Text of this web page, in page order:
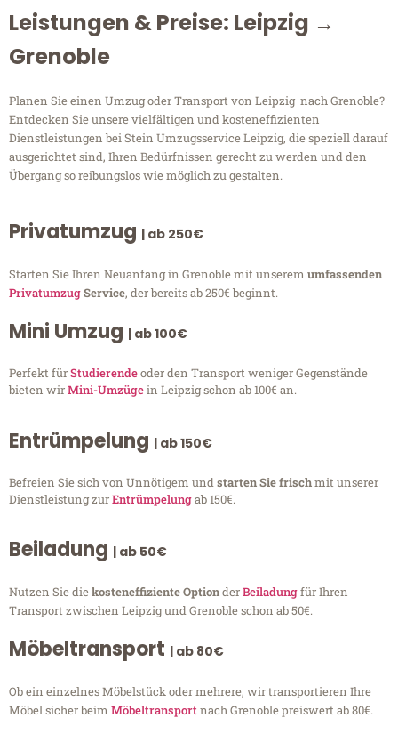
Leistungen & Preise: Leipzig →
Grenoble
Planen Sie einen Umzug oder Transport von Leipzig nach Grenoble?
Entdecken Sie unsere vielfältigen und kosteneffizienten
Dienstleistungen bei Stein Umzugsservice Leipzig, die speziell darauf
ausgerichtet sind, Ihren Bedürfnissen gerecht zu werden und den
Übergang so reibungslos wie möglich zu gestalten.
Privatumzug | ab 250€
Starten Sie Ihren Neuanfang in Grenoble mit unserem umfassenden
PrivatumzugService, der bereits ab 250€ beginnt.
Mini Umzug | ab 100€
Perfekt fürStudierendeoder den Transport weniger Gegenstände
bieten wirMini-Umzügein Leipzig schon ab 100€ an.
Entrümpelung | ab 150€
Befreien Sie sich von Unnötigem undstarten Sie frischmit unserer
Dienstleistung zurEntrümpelungab 150€.
Beiladung | ab 50€
Nutzen Sie diekosteneffiziente OptionderBeiladungfür Ihren
Transport zwischen Leipzig und Grenoble schon ab 50€.
Möbeltransport | ab 80€
Ob ein einzelnes Möbelstück oder mehrere, wir transportieren Ihre
Möbel sicher beim Möbeltransportnach Grenoble preiswert ab 80€.